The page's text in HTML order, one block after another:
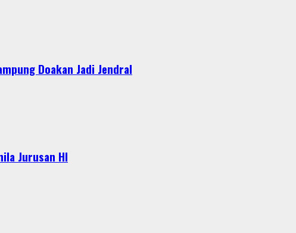
Doakan Jadi Jendral
Jurusan HI